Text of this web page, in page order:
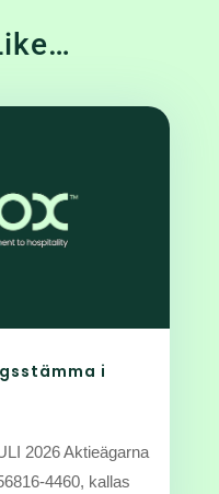
i
2026 Aktieägarna
4460, kallas